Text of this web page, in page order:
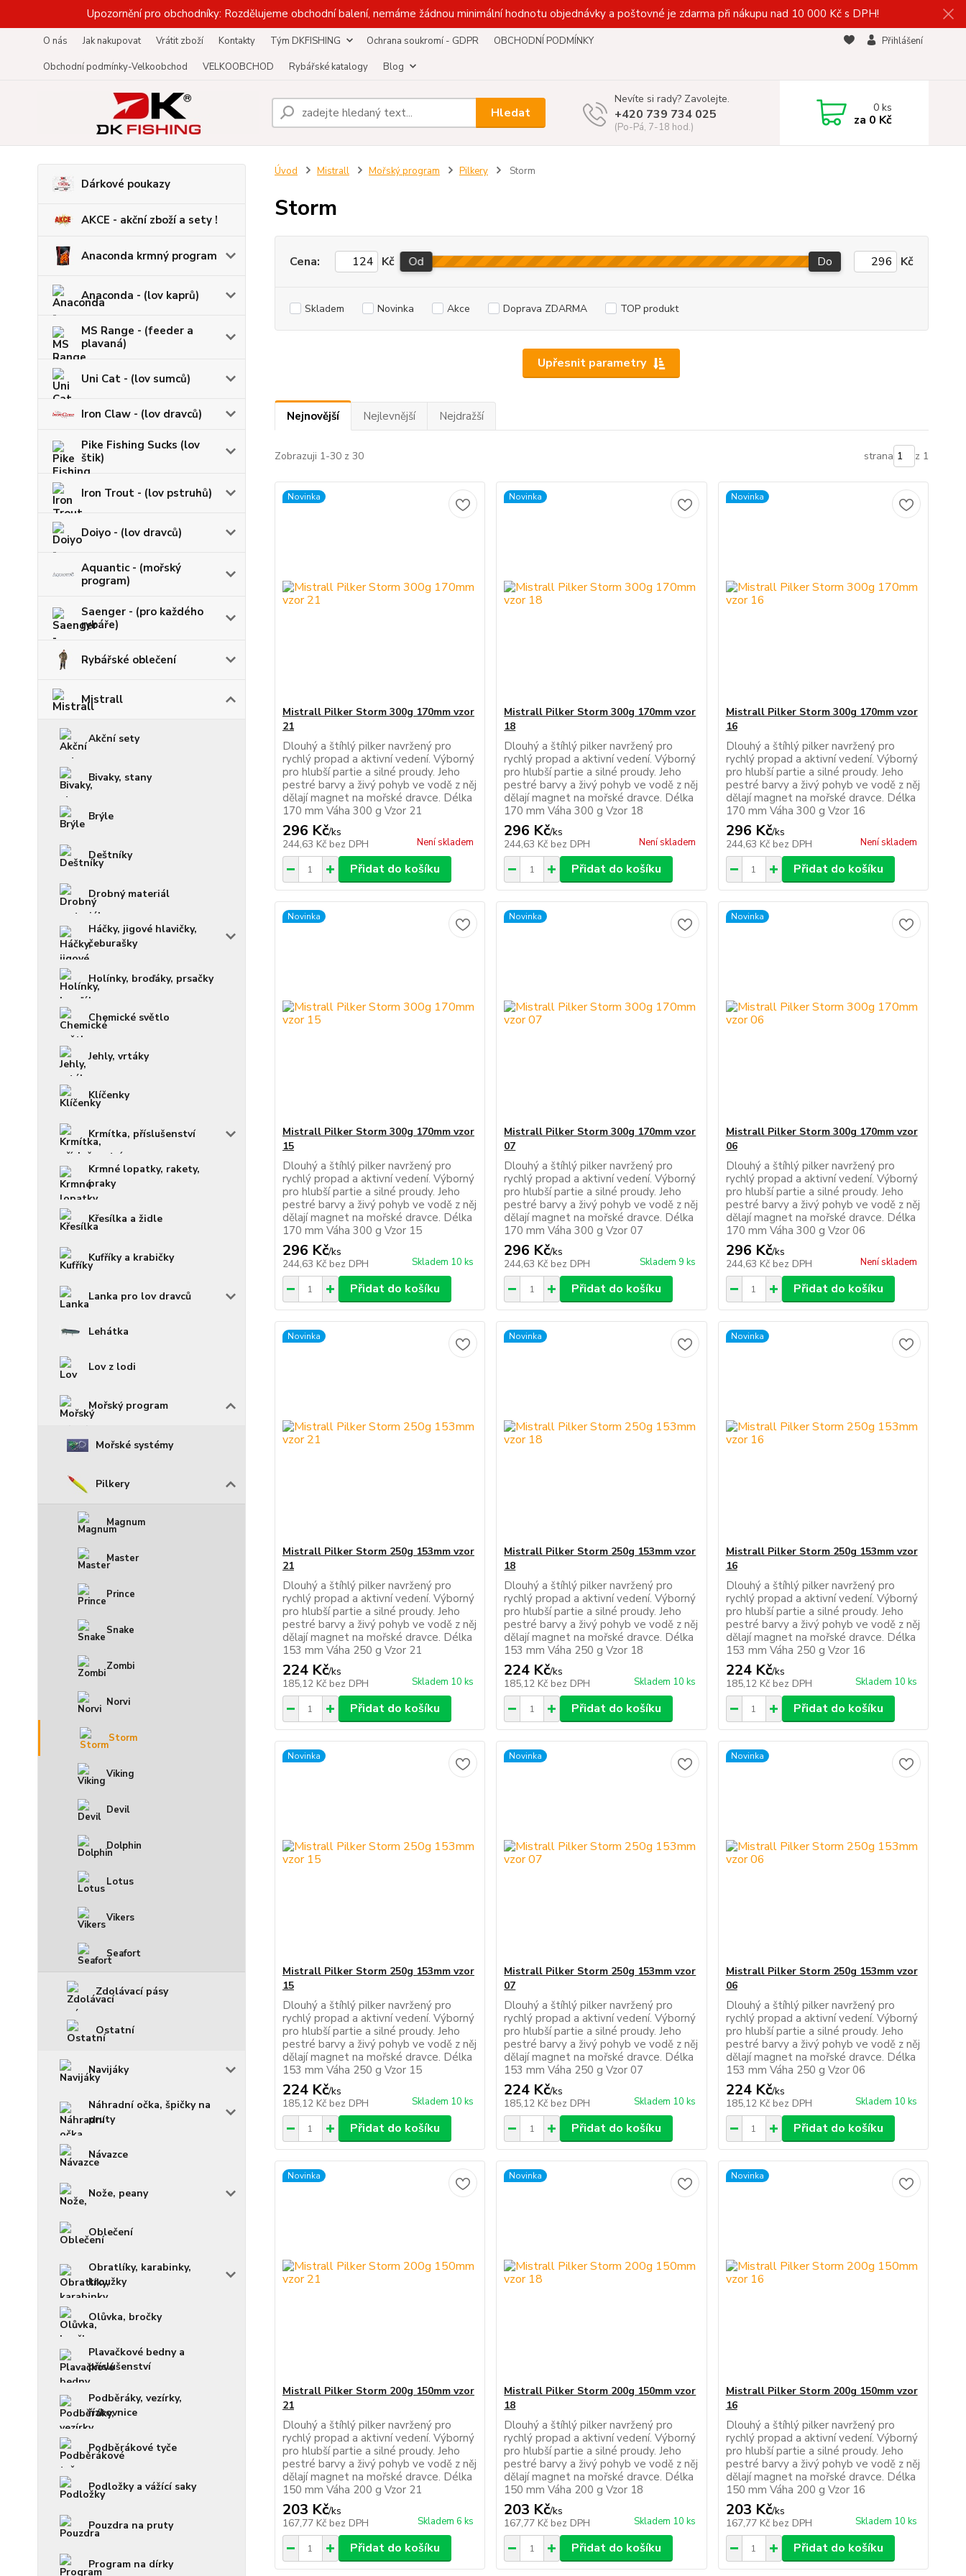
Upozornění pro obchodníky: Rozdělujeme obchodní balení, nemáme žádnou minimální hodnotu objednávky a poštovné je zdarma při nákupu nad 10 000 Kč s DPH!
O nás Jak nakupovat Vrátit zboží Kontakty Tým DKFISHING Ochrana soukromí - GDPR
OBCHODNÍ PODMÍNKY
Obchodní podmínky-Velkoobchod
VELKOOBCHOD Rybářské katalogy Blog
Přihlášení
Hledat
Nevíte si rady? Zavolejte.
+420 739 734 025
(Po-Pá, 7-18 hod.)
0ks
za 0 Kč
Dárkové poukazy
AKCE - akční zboží a sety !
Anaconda krmný program
Anaconda - (lov kaprů)
MS Range - (feeder a
plavaná)
Uni Cat - (lov sumců)
Iron Claw - (lov dravců)
Pike Fishing Sucks (lov
štik)
Iron Trout - (lov pstruhů)
Doiyo - (lov dravců)
Aquantic - (mořský
program)
Saenger - (pro každého
rybáře)
Rybářské oblečení
Mistrall
Akční sety
Bivaky, stany
Brýle
Deštníky
Drobný materiál
Háčky, jigové hlavičky,
čeburašky
Holínky, broďáky, prsačky
Chemické světlo
Jehly, vrtáky
Klíčenky
Krmítka, příslušenství
Krmné lopatky, rakety,
praky
Křesílka a židle
Kufříky a krabičky
Lanka pro lov dravců
Lehátka
Lov z lodi
Mořský program
Mořské systémy
Pilkery
Magnum
Master
Prince
Snake
Zombi
Norvi
Storm
Viking
Devil
Dolphin
Lotus
Vikers
Seafort
Zdolávací pásy
Ostatní
Navijáky
Náhradní očka, špičky na
pruty
Návazce
Nože, peany
Oblečení
Obratlíky, karabinky,
kroužky
Olůvka, bročky
Plavačkové bedny a
příslušenství
Podběráky, vezírky,
řízkovnice
Podběrákové tyče
Podložky a vážící saky
Pouzdra na pruty
Program na dírky
Úvod Mistrall Mořský program Pilkery Storm
Storm
Upřesnit parametry
Cena: Kč Od Do Kč
Skladem Novinka Akce Doprava ZDARMA TOP produkt
Nejnovější Nejlevnější Nejdražší
Zobrazuji 1-30 z 30 strana z 1
Novinka
Mistrall Pilker Storm 300g 170mm vzor
21
Dlouhý a štíhlý pilker navržený pro
rychlý propad a aktivní vedení. Výborný
pro hlubší partie a silné proudy. Jeho
pestré barvy a živý pohyb ve vodě z něj
dělají magnet na mořské dravce. Délka
170 mm Váha 300 g Vzor 21
296 Kč/ks
244,63 Kč bez DPH Není skladem
Přidat do košíku
Novinka
Mistrall Pilker Storm 300g 170mm vzor
18
Dlouhý a štíhlý pilker navržený pro
rychlý propad a aktivní vedení. Výborný
pro hlubší partie a silné proudy. Jeho
pestré barvy a živý pohyb ve vodě z něj
dělají magnet na mořské dravce. Délka
170 mm Váha 300 g Vzor 18
296 Kč/ks
244,63 Kč bez DPH Není skladem
Přidat do košíku
Novinka
Mistrall Pilker Storm 300g 170mm vzor
16
Dlouhý a štíhlý pilker navržený pro
rychlý propad a aktivní vedení. Výborný
pro hlubší partie a silné proudy. Jeho
pestré barvy a živý pohyb ve vodě z něj
dělají magnet na mořské dravce. Délka
170 mm Váha 300 g Vzor 16
296 Kč/ks
244,63 Kč bez DPH Není skladem
Přidat do košíku
Novinka
Mistrall Pilker Storm 300g 170mm vzor
15
Dlouhý a štíhlý pilker navržený pro
rychlý propad a aktivní vedení. Výborný
pro hlubší partie a silné proudy. Jeho
pestré barvy a živý pohyb ve vodě z něj
dělají magnet na mořské dravce. Délka
170 mm Váha 300 g Vzor 15
296 Kč/ks
244,63 Kč bez DPH Skladem 10 ks
Přidat do košíku
Novinka
Mistrall Pilker Storm 300g 170mm vzor
07
Dlouhý a štíhlý pilker navržený pro
rychlý propad a aktivní vedení. Výborný
pro hlubší partie a silné proudy. Jeho
pestré barvy a živý pohyb ve vodě z něj
dělají magnet na mořské dravce. Délka
170 mm Váha 300 g Vzor 07
296 Kč/ks
244,63 Kč bez DPH Skladem 9 ks
Přidat do košíku
Novinka
Mistrall Pilker Storm 300g 170mm vzor
06
Dlouhý a štíhlý pilker navržený pro
rychlý propad a aktivní vedení. Výborný
pro hlubší partie a silné proudy. Jeho
pestré barvy a živý pohyb ve vodě z něj
dělají magnet na mořské dravce. Délka
170 mm Váha 300 g Vzor 06
296 Kč/ks
244,63 Kč bez DPH Není skladem
Přidat do košíku
Novinka
Mistrall Pilker Storm 250g 153mm vzor
21
Dlouhý a štíhlý pilker navržený pro
rychlý propad a aktivní vedení. Výborný
pro hlubší partie a silné proudy. Jeho
pestré barvy a živý pohyb ve vodě z něj
dělají magnet na mořské dravce. Délka
153 mm Váha 250 g Vzor 21
224 Kč/ks
185,12 Kč bez DPH Skladem 10 ks
Přidat do košíku
Novinka
Mistrall Pilker Storm 250g 153mm vzor
18
Dlouhý a štíhlý pilker navržený pro
rychlý propad a aktivní vedení. Výborný
pro hlubší partie a silné proudy. Jeho
pestré barvy a živý pohyb ve vodě z něj
dělají magnet na mořské dravce. Délka
153 mm Váha 250 g Vzor 18
224 Kč/ks
185,12 Kč bez DPH Skladem 10 ks
Přidat do košíku
Novinka
Mistrall Pilker Storm 250g 153mm vzor
16
Dlouhý a štíhlý pilker navržený pro
rychlý propad a aktivní vedení. Výborný
pro hlubší partie a silné proudy. Jeho
pestré barvy a živý pohyb ve vodě z něj
dělají magnet na mořské dravce. Délka
153 mm Váha 250 g Vzor 16
224 Kč/ks
185,12 Kč bez DPH Skladem 10 ks
Přidat do košíku
Novinka
Mistrall Pilker Storm 250g 153mm vzor
15
Dlouhý a štíhlý pilker navržený pro
rychlý propad a aktivní vedení. Výborný
pro hlubší partie a silné proudy. Jeho
pestré barvy a živý pohyb ve vodě z něj
dělají magnet na mořské dravce. Délka
153 mm Váha 250 g Vzor 15
224 Kč/ks
185,12 Kč bez DPH Skladem 10 ks
Přidat do košíku
Novinka
Mistrall Pilker Storm 250g 153mm vzor
07
Dlouhý a štíhlý pilker navržený pro
rychlý propad a aktivní vedení. Výborný
pro hlubší partie a silné proudy. Jeho
pestré barvy a živý pohyb ve vodě z něj
dělají magnet na mořské dravce. Délka
153 mm Váha 250 g Vzor 07
224 Kč/ks
185,12 Kč bez DPH Skladem 10 ks
Přidat do košíku
Novinka
Mistrall Pilker Storm 250g 153mm vzor
06
Dlouhý a štíhlý pilker navržený pro
rychlý propad a aktivní vedení. Výborný
pro hlubší partie a silné proudy. Jeho
pestré barvy a živý pohyb ve vodě z něj
dělají magnet na mořské dravce. Délka
153 mm Váha 250 g Vzor 06
224 Kč/ks
185,12 Kč bez DPH Skladem 10 ks
Přidat do košíku
Novinka
Mistrall Pilker Storm 200g 150mm vzor
21
Dlouhý a štíhlý pilker navržený pro
rychlý propad a aktivní vedení. Výborný
pro hlubší partie a silné proudy. Jeho
pestré barvy a živý pohyb ve vodě z něj
dělají magnet na mořské dravce. Délka
150 mm Váha 200 g Vzor 21
203 Kč/ks
167,77 Kč bez DPH Skladem 6 ks
Přidat do košíku
Novinka
Mistrall Pilker Storm 200g 150mm vzor
18
Dlouhý a štíhlý pilker navržený pro
rychlý propad a aktivní vedení. Výborný
pro hlubší partie a silné proudy. Jeho
pestré barvy a živý pohyb ve vodě z něj
dělají magnet na mořské dravce. Délka
150 mm Váha 200 g Vzor 18
203 Kč/ks
167,77 Kč bez DPH Skladem 10 ks
Přidat do košíku
Novinka
Mistrall Pilker Storm 200g 150mm vzor
16
Dlouhý a štíhlý pilker navržený pro
rychlý propad a aktivní vedení. Výborný
pro hlubší partie a silné proudy. Jeho
pestré barvy a živý pohyb ve vodě z něj
dělají magnet na mořské dravce. Délka
150 mm Váha 200 g Vzor 16
203 Kč/ks
167,77 Kč bez DPH Skladem 10 ks
Přidat do košíku